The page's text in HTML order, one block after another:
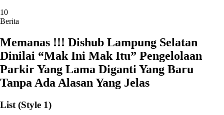
10
Berita
Memanas !!! Dishub Lampung Selatan
Dinilai “Mak Ini Mak Itu” Pengelolaan
Parkir Yang Lama Diganti Yang Baru
Tanpa Ada Alasan Yang Jelas
List (Style 1)